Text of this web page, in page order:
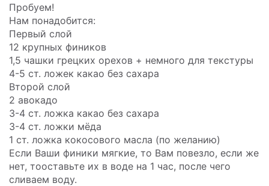
Пробуем!
Нам понадобится:
Первый слой
12 крупных фиников
1,5 чашки грецких орехов + немного для текстуры
4-5 ст. ложек какао без сахара
Второй слой
2 авокадо
3-4 ст. ложка какао без сахара
3-4 ст. ложки мёда
1 ст. ложка кокосового масла (по желанию)
Если Ваши финики мягкие, то Вам повезло, если же
нет, тооставьте их в воде на 1 час, после чего
сливаем воду.